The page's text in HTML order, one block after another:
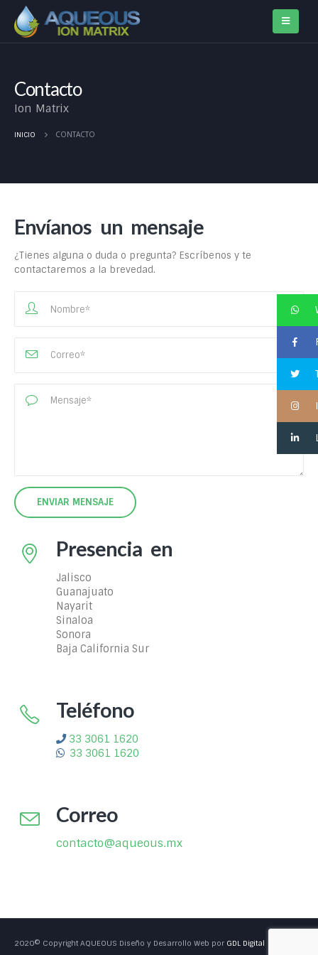
Contacto
Ion Matrix
INICIO CONTACTO
Envíanos un mensaje
¿Tienes alguna o duda o pregunta? Escríbenos y te
contactaremos a la brevedad.
Presencia en
Jalisco
Guanajuato
Nayarit
Sinaloa
Sonora
Baja California Sur
Teléfono
33 3061 1620
33 3061 1620
Correo
contacto@aqueous.mx
2020© Copyright AQUEOUS Diseño y Desarrollo Web por GDL Digital